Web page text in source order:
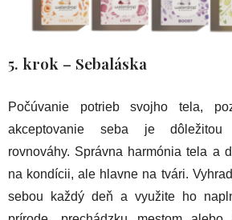
5. krok – Sebaláska
Počúvanie potrieb svojho tela,
akceptovanie seba je dôležitou
rovnováhy. Správna harmónia tela a
na kondícii, ale hlavne na tvári.
sebou každý deň a využite ho